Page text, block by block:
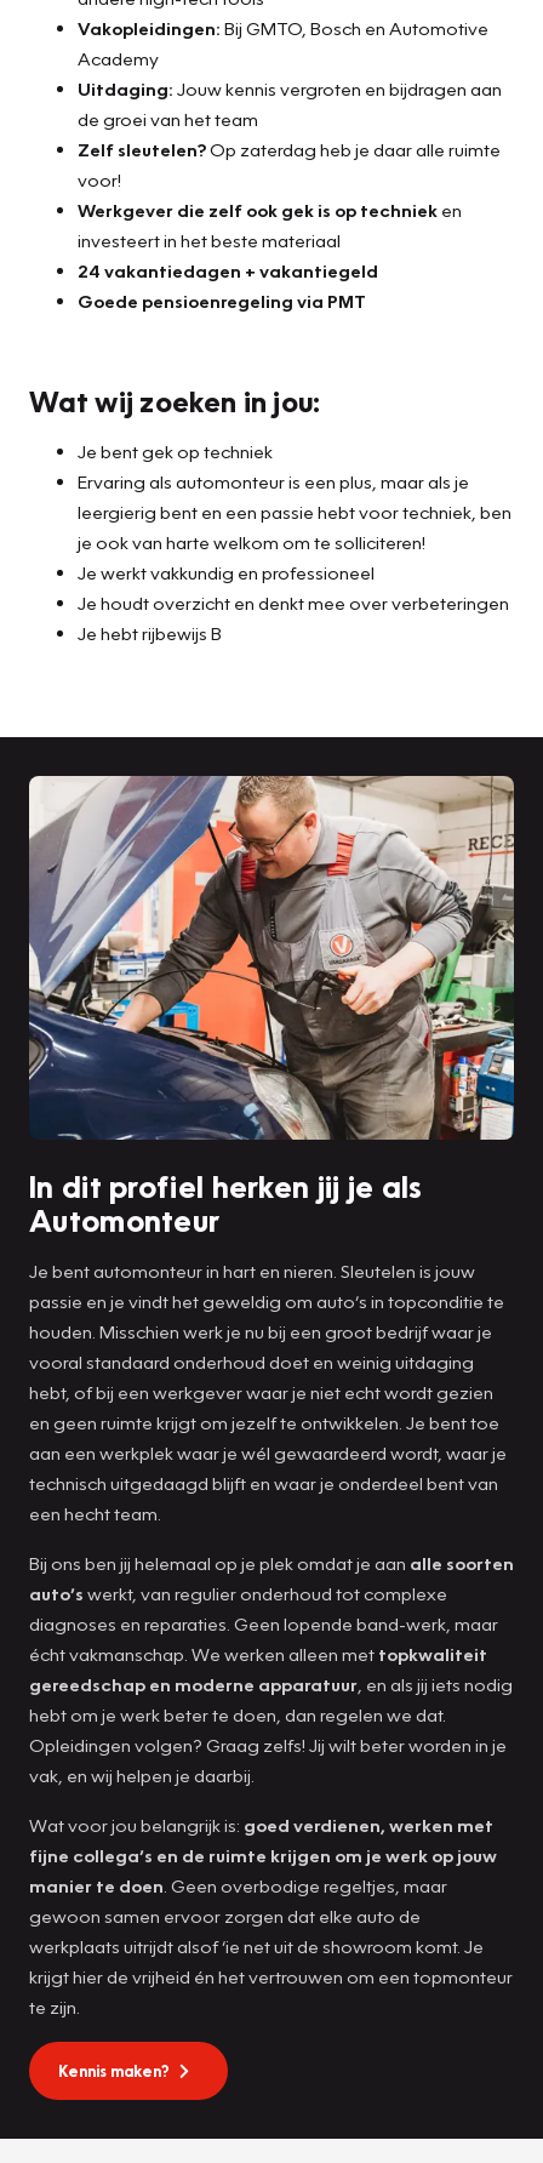
Vakopleidingen: Bij GMTO, Bosch en Automotive
Academy
Uitdaging: Jouw kennis vergroten en bijdragen aan
de groei van het team
Zelf sleutelen?Op zaterdag heb je daar alle ruimte
voor!
Werkgever die zelf ook gek is op techniek en
investeert in het beste materiaal
24 vakantiedagen + vakantiegeld
Goede pensioenregeling via PMT
Wat wij zoeken in jou:
Je bent gek op techniek
Ervaring als automonteur is een plus, maar als je
leergierig bent en een passie hebt voor techniek, ben
je ook van harte welkom om te solliciteren!
Je werkt vakkundig en professioneel
Je houdt overzicht en denkt mee over verbeteringen
Je hebt rijbewijs B
In dit profiel herken jij je als
Automonteur
Je bent automonteur in hart en nieren. Sleutelen is jouw
passie en je vindt het geweldig om auto’s in topconditie te
houden. Misschien werk je nu bij een groot bedrijf waar je
vooral standaard onderhoud doet en weinig uitdaging
hebt, of bij een werkgever waar je niet echt wordt gezien
en geen ruimte krijgt om jezelf te ontwikkelen. Je bent toe
aan een werkplek waar je wél gewaardeerd wordt, waar je
technisch uitgedaagd blijft en waar je onderdeel bent van
een hecht team.
Bij ons ben jij helemaal op je plek omdat je aan alle soorten
auto’s werkt, van regulier onderhoud tot complexe
diagnoses en reparaties. Geen lopende band-werk, maar
écht vakmanschap. We werken alleen met topkwaliteit
gereedschap en moderne apparatuur , en als jij iets nodig
hebt om je werk beter te doen, dan regelen we dat.
Opleidingen volgen? Graag zelfs! Jij wilt beter worden in je
vak, en wij helpen je daarbij.
Wat voor jou belangrijk is: goed verdienen, werken met
fijne collega’s en de ruimte krijgen om je werk op jouw
manier te doen . Geen overbodige regeltjes, maar
gewoon samen ervoor zorgen dat elke auto de
werkplaats uitrijdt alsof ‘ie net uit de showroom komt. Je
krijgt hier de vrijheid én het vertrouwen om een topmonteur
te zijn.
Kennis maken?